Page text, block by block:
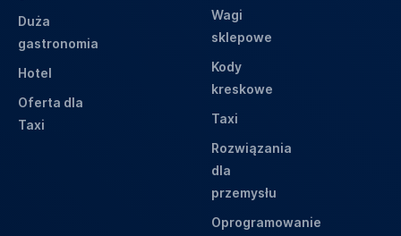
Duża
gastronomia
Hotel
Oferta dla
Taxi
Wagi
sklepowe
Kody
kreskowe
Taxi
Rozwiązania
dla
przemysłu
Oprogramowanie